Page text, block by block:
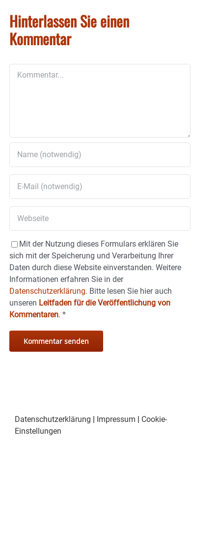
Hinterlassen Sie einen
Kommentar
Mit der Nutzung dieses Formulars erklären Sie
sich mit der Speicherung und Verarbeitung Ihrer
Daten durch diese Website einverstanden. Weitere
Informationen erfahren Sie in der
Datenschutzerklärung. Bitte lesen Sie hier auch
unseren Leitfaden für die Veröffentlichung von
Kommentaren. *
Datenschutzerklärung | Impressum | Cookie-
Einstellungen